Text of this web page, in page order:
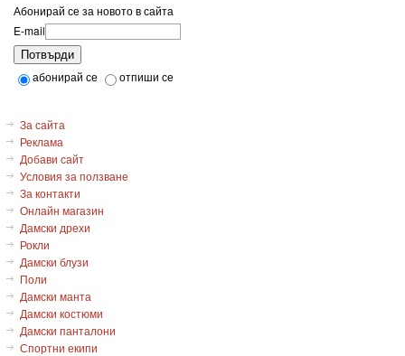
Абонирай се за новото в сайта
E-mail
Потвърди
абонирай се отпиши се
За сайта
Реклама
Добави сайт
Условия за ползване
За контакти
Онлайн магазин
Дамски дрехи
Рокли
Дамски блузи
Поли
Дамски манта
Дамски костюми
Дамски панталони
Спортни екипи